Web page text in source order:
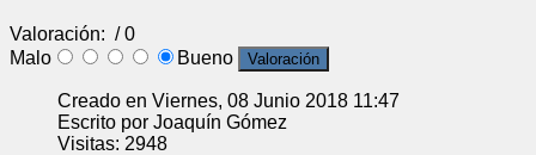
Valoración: / 0
Malo
Bueno
Creado en Viernes, 08 Junio 2018 11:47
Escrito por Joaquín Gómez
Visitas: 2948